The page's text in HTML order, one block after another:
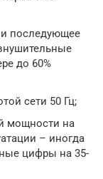
последующее
до 60%
сети 50 Гц;
мощности на
– иногда
цифры на 35-